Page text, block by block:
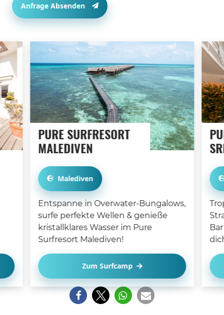
Anfrage Absenden
PURE SURFRESORT
MALEDIVEN
Malediven
Entspanne in Overwater-Bungalows,
surfe perfekte Wellen & genieße
kristallklares Wasser im Pure
Surfresort Malediven!
Zum Surfcamp